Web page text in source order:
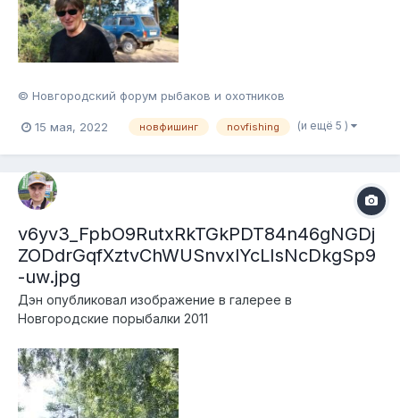
© Новгородский форум рыбаков и охотников
15 мая, 2022 новфишинг novfishing (и ещё 5 )
v6yv3_FpbO9RutxRkTGkPDT84n46gNGDj
ZODdrGqfXztvChWUSnvxlYcLIsNcDkgSp9
-uw.jpg
Дэн опубликовал изображение в галерее в
Новгородские порыбалки 2011